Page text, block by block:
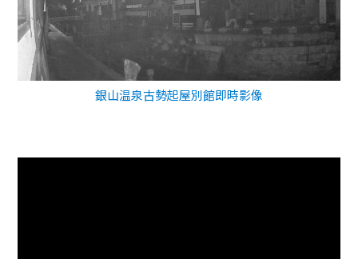
銀山温泉古勢起屋別館即時影像